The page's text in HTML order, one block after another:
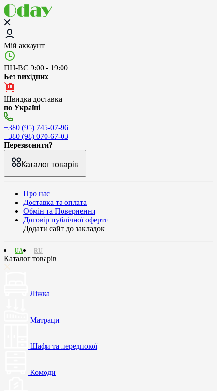
Мій аккаунт
ПН-ВС 9:00 - 19:00
Без вихідних
Швидка доставка
по Україні
+380 (95) 745-07-96
+380 (98) 070-67-03
Перезвонити?
Каталог товарів
Про нас
Доставка та оплата
Обмін та Повернення
Договір публічної оферти
Додати сайт до закладок
RU
UA
Каталог товарів
Ліжка
Матраци
Шафи та передпокої
Комоди